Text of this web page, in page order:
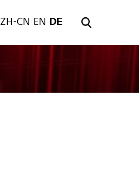
ZH-CN EN DE